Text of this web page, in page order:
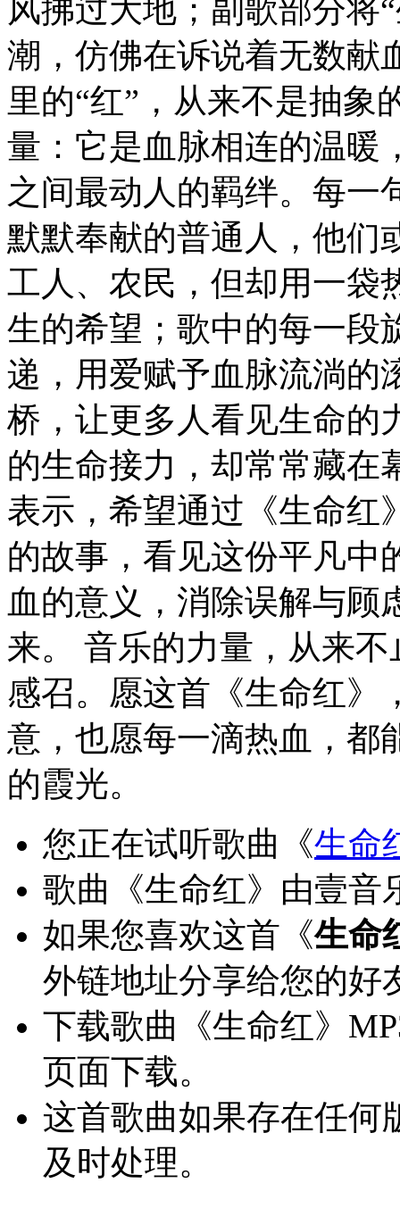
风拂过大地；副歌部分将
潮，仿佛在诉说着无数献
里的“红”，从来不是抽象
量：它是血脉相连的温暖
之间最动人的羁绊。每一
默默奉献的普通人，他们
工人、农民，但却用一袋
生的希望；歌中的每一段
递，用爱赋予血脉流淌的
桥，让更多人看见生命的
的生命接力，却常常藏在
表示，希望通过《生命红
的故事，看见这份平凡中
血的意义，消除误解与顾
来。 音乐的力量，从来
感召。愿这首《生命红》
意，也愿每一滴热血，都
的霞光。
您正在试听歌曲《生命
歌曲《生命红》由壹音
如果您喜欢这首《生命
外链地址分享给您的好
下载歌曲《生命红》
页面下载。
这首歌曲如果存在任何
及时处理。